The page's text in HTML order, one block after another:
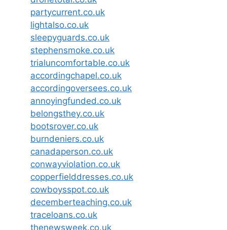
partycurrent.co.uk
lightalso.co.uk
sleepyguards.co.uk
stephensmoke.co.uk
trialuncomfortable.co.uk
accordingchapel.co.uk
accordingoversees.co.uk
annoyingfunded.co.uk
belongsthey.co.uk
bootsrover.co.uk
burndeniers.co.uk
canadaperson.co.uk
conwayviolation.co.uk
copperfielddresses.co.uk
cowboysspot.co.uk
decemberteaching.co.uk
traceloans.co.uk
thenewsweek.co.uk